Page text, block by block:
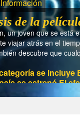
de la
un joven que se está
viajar atrás en el
descubre que
se incluye
país se estrenó El
se estrenó El